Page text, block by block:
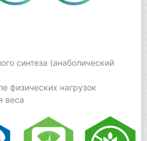
синтеза (анаболический
физических нагрузок
веса